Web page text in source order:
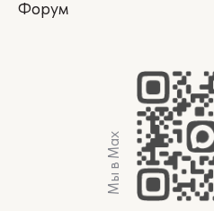
Форум
Мы в Max